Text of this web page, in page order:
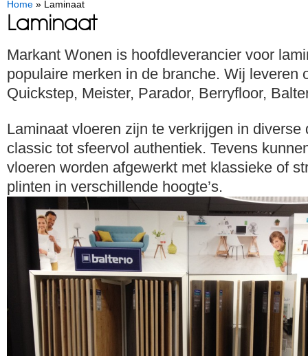
Home » Laminaat
Laminaat
Markant Wonen is hoofdleverancier voor
populaire merken in de branche. Wij leveren
Quickstep, Meister, Parador, Berryfloor,
Laminaat vloeren zijn te verkrijgen in diverse
classic tot sfeervol authentiek. Tevens
vloeren worden afgewerkt met klassieke of
plinten in verschillende hoogte’s.